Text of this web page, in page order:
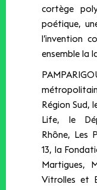
cortège
poétique,
l’invention
ensemble la
Région Sud,
Life, le
Rhône, Les
13, la
Martigues,
Vitrolles et